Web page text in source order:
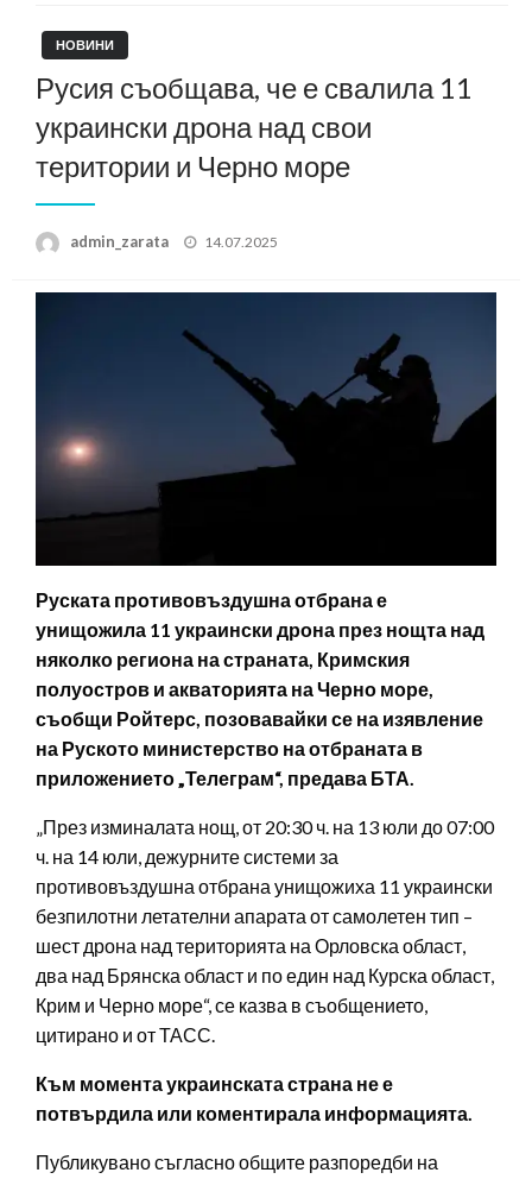
НОВИНИ
Русия съобщава, че е свалила 11
украински дрона над свои
територии и Черно море
admin_zarata
Posted
14.07.2025
Руската противовъздушна отбрана е
унищожила 11 украински дрона през нощта над
няколко региона на страната, Кримския
полуостров и акваторията на Черно море,
съобщи Ройтерс, позовавайки се на изявление
на Руското министерство на отбраната в
приложението „Телеграм“, предава БТА.
„През изминалата нощ, от 20:30 ч. на 13 юли до 07:00
ч. на 14 юли, дежурните системи за
противовъздушна отбрана унищожиха 11 украински
безпилотни летателни апарата от самолетен тип –
шест дрона над територията на Орловска област,
два над Брянска област и по един над Курска област,
Крим и Черно море“, се казва в съобщението,
цитирано и от ТАСС.
Към момента украинската страна не е
потвърдила или коментирала информацията.
Публикувано съгласно общите разпоредби на